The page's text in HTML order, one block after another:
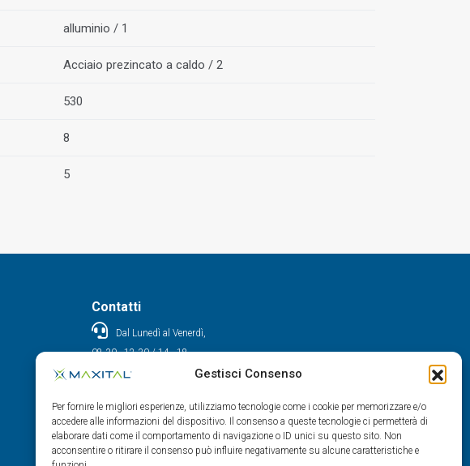
Gestisci Consenso
Per fornire le migliori esperienze, utilizziamo tecnologie come i cookie per memorizzare e/o
accedere alle informazioni del dispositivo. Il consenso a queste tecnologie ci permetterà di
elaborare dati come il comportamento di navigazione o ID unici su questo sito. Non
acconsentire o ritirare il consenso può influire negativamente su alcune caratteristiche e
alluminio / 1
Acciaio prezincato a caldo / 2
530
8
5
Contatti
Dal Lunedì al Venerdì,
08.30 - 12.30 / 14 - 18
0522/909701
info@maxital.it